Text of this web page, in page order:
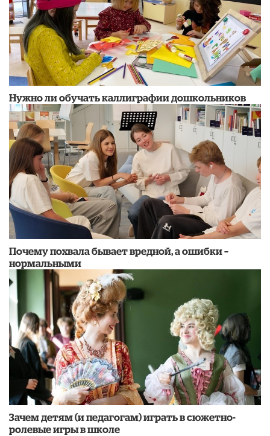
Нужно ли обучать каллиграфии дошкольников
​Почему похвала бывает вредной, а ошибки –
нормальными
Зачем детям (и педагогам) играть в сюжетно-
ролевые игры в школе